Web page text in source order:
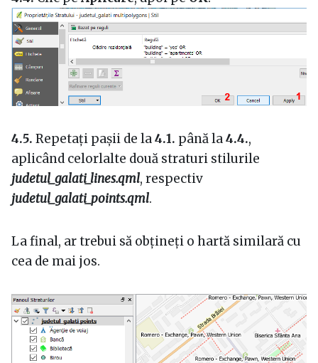
4.5. Repetați pașii de la4.1. până la4.4.,
aplicând celorlalte două straturi stilurile
judetul_galati_lines.qml, respectiv
judetul_galati_points.qml.
La final, ar trebui să obțineți o hartă similară cu
cea de mai jos.